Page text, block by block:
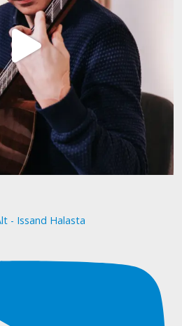
- Issand Halasta